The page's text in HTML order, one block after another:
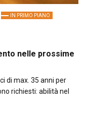
IN PRIMO PIANO
nelle prossime
di max. 35 anni per
richiesti: abilità nel